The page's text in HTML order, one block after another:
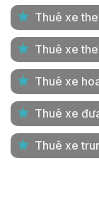
Thuê xe
Thuê xe
Thuê xe
Thuê xe
Thuê xe